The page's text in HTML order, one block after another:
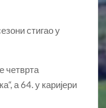
стигао у
четврта
а 64. у каријери